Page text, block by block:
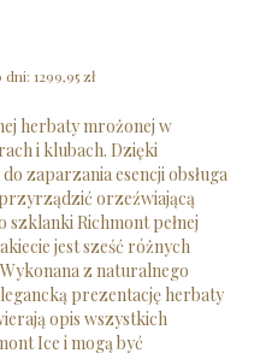
dni: 1299,95 zł
herbaty mrożonej w
i klubach. Dzięki
zaparzania esencji obsługa
orzeźwiającą
Richmont pełnej
jest sześć różnych
z naturalnego
prezentację herbaty
opis wszystkich
Ice i mogą być